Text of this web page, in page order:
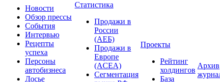
Новости
Обзор прессы
События
Интервью
Рецепты
успеха
Персоны
автобизнеса
Досье
Статистика
Продажи в
России
(АЕБ)
Продажи в
Европе
(ACEA)
Сегментация
Проекты
Рейтинг
холдингов
База
Архив